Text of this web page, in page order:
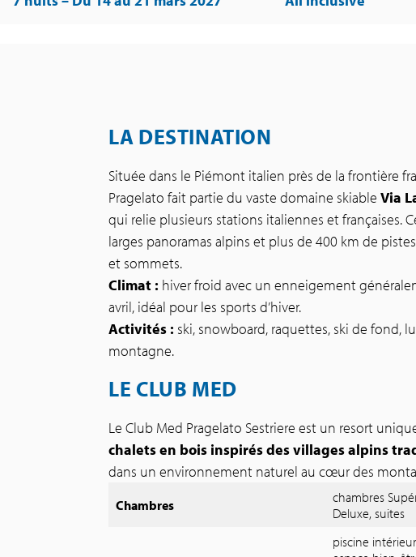
LA DESTINATION
Située dans le Piémont italien près de la frontière
Pragelato fait partie du vaste domaine skiableVia
qui relie plusieurs stations italiennes et françaises.
larges panoramas alpins et plus de 400 km de
et sommets.
Climat : hiver froid avec un enneigement
avril, idéal pour les sports d’hiver.
Activités : ski, snowboard, raquettes, ski de fond,
montagne.
LE CLUB MED
Le Club Med Pragelato Sestriere est un resort
chalets en bois inspirés des villages alpins
dans un environnement naturel au cœur des
Chambres
chambres
Deluxe, suites
piscine